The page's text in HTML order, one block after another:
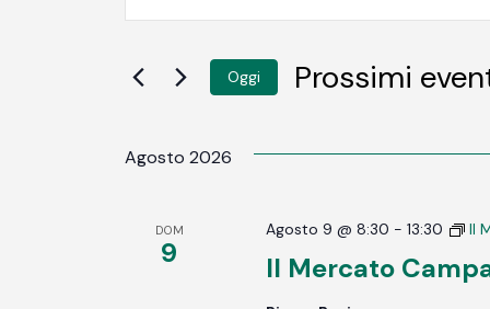
Ricerca
e
Navigazione
CHIAVE.
PER
Oggi Prossimi
DATA.
Agosto 2026
DOM
9 Il Mercato
Agosto 9 @ 8:30 -13:30 Il